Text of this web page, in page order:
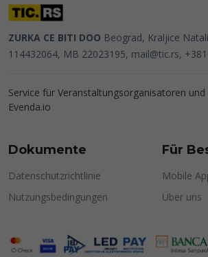
ZURKA CE BITI DOO Beograd, Kraljice
114432064, MB 22023195, mail@tic.rs,
Service für Veranstaltungsorganisatoren
Evenda.io
Dokumente
Datenschutzrichtlinie
Nutzungsbedingungen
Für
Mobile
Über uns